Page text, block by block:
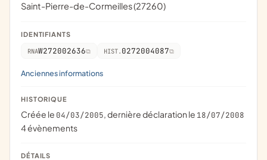
Saint-Pierre-de-Cormeilles (27260)
IDENTIFIANTS
RNAW272002636 HIST. 0272004087
Anciennes informations
HISTORIQUE
Créée le 04/03/2005, dernière déclaration le 18/07/2008
4 évènements
DÉTAILS